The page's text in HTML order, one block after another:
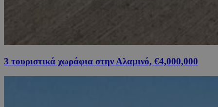
3 τουριστικά χωράφια στην Αλαμινό, €4,000,000